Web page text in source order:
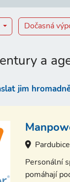
Dočasná
a
jim
Personální
pomáhají